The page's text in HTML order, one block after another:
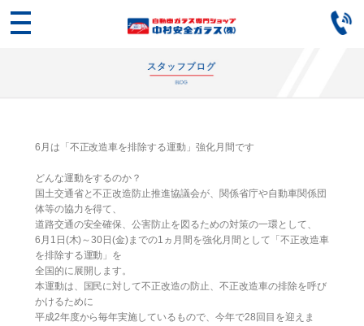
6月は「不正改造車を排除する運動」強化月間です
どんな運動をするのか？
国土交通省と不正改造防止推進協議会が、関係省庁や自動車関係団
体等の協力を得て、
道路交通の安全確保、公害防止を図るための対策の一環として、
6月1日(木)～30日(金)までの1ヵ月間を強化月間として「不正改造車
を排除する運動」を
全国的に展開します。
本運動は、国民に対して不正改造の防止、不正改造車の排除を呼び
かけるために
平成2年度から毎年実施しているもので、今年で28回目を迎えま